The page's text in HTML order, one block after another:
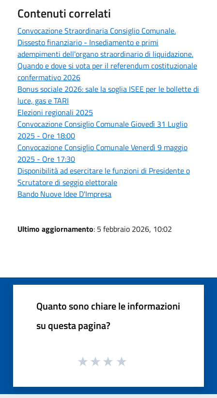
Contenuti correlati
Convocazione Straordinaria Consiglio Comunale.
Dissesto finanziario - Insediamento e primi
adempimenti dell'organo straordinario di liquidazione.
Quando e dove si vota per il referendum costituzionale
confermativo 2026
Bonus sociale 2026: sale la soglia ISEE per le bollette di
luce, gas e TARI
Elezioni regionali 2025
Convocazione Consiglio Comunale Giovedì 31 Luglio
2025 - Ore 18:00
Convocazione Consiglio Comunale Venerdì 9 maggio
2025 - Ore 17:30
Disponibilità ad esercitare le funzioni di Presidente o
Scrutatore di seggio elettorale
Bando Nuove Idee D'Impresa
Ultimo aggiornamento: 5 febbraio 2026, 10:02
Quanto sono chiare le informazioni
su questa pagina?